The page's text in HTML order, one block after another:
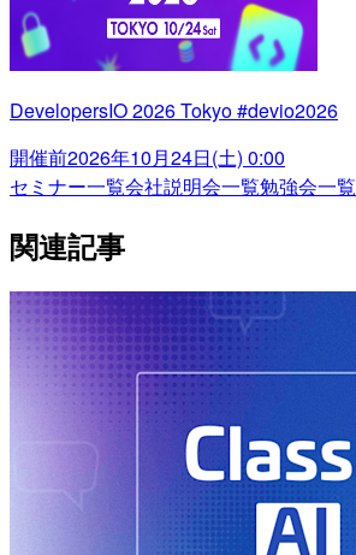
DevelopersIO 2026 Tokyo #devio2026
開催前2026年10月24日(土) 0:00
セミナー一覧会社説明会一覧勉強会一覧
関連記事